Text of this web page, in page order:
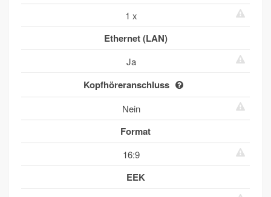
1 x
Ethernet (LAN)
Ja
Kopfhöreranschluss
Nein
Format
16:9
EEK